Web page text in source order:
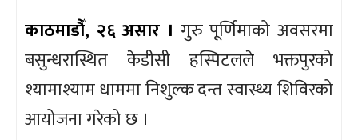
काठमाडौँ, २६ असार । गुरु पूर्णिमाको अवसरमा
बसुन्धरास्थित केडीसी हस्पिटलले भक्तपुरको
श्यामाश्याम धाममा निशुल्क दन्त स्वास्थ्य शिविरको
आयोजना गरेको छ ।